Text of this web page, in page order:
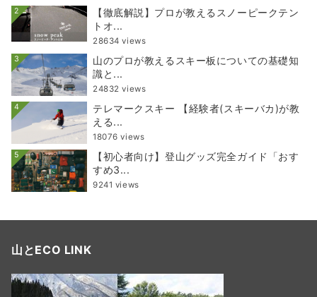
2
【徹底解説】プロが教えるスノーピークテン
トオ...
28634 views
3
山のプロが教えるスキー板についての基礎知
識と...
24832 views
4
テレマークスキー 【経験者(スキーバカ)が教
える...
18076 views
5
【初心者向け】登山グッズ完全ガイド「おす
すめ3...
9241 views
山とECO LINK